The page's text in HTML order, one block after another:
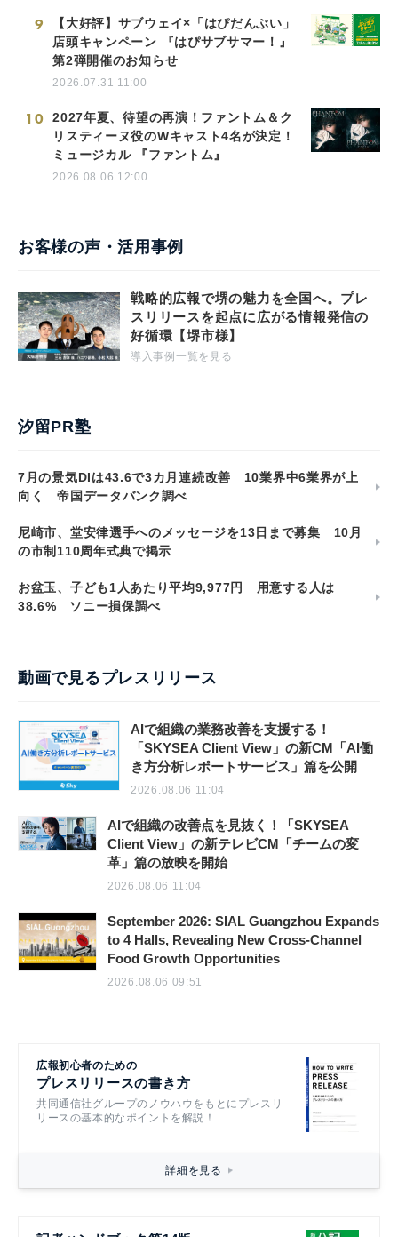
9
【大好評】サブウェイ×「はぴだんぶい」
店頭キャンペーン 『はぴサブサマー！』
第2弾開催のお知らせ
2026.07.31 11:00
10
2027年夏、待望の再演！ファントム＆ク
リスティーヌ役のWキャスト4名が決定！
ミュージカル 『ファントム』
2026.08.06 12:00
お客様の声・活用事例
戦略的広報で堺の魅力を全国へ。プレ
スリリースを起点に広がる情報発信の
好循環【堺市様】
導入事例一覧を見る
汐留PR塾
7月の景気DIは43.6で3カ月連続改善 10業界中6業界が上
向く 帝国データバンク調べ
尼崎市、堂安律選手へのメッセージを13日まで募集 10月
の市制110周年式典で掲示
お盆玉、子ども1人あたり平均9,977円 用意する人は
38.6% ソニー損保調べ
動画で見るプレスリリース
AIで組織の業務改善を支援する！
「SKYSEA Client View」の新CM「AI働
き方分析レポートサービス」篇を公開
2026.08.06 11:04
AIで組織の改善点を見抜く！「SKYSEA
Client View」の新テレビCM「チームの変
革」篇の放映を開始
2026.08.06 11:04
September 2026: SIAL Guangzhou Expands
to 4 Halls, Revealing New Cross-Channel
Food Growth Opportunities
2026.08.06 09:51
広報初心者のための
プレスリリースの書き方
共同通信社グループのノウハウをもとにプレスリ
リースの基本的なポイントを解説！
詳細を見る